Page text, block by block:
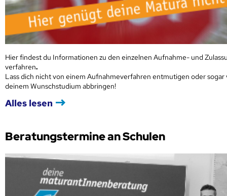
Hier findest du Informationen zu den einzelnen Aufnahme- und
verfahren.
Lass dich nicht von einem Aufnahmeverfahren entmutigen oder sogar
deinem Wunschstudium abbringen!
Alles lesen
Beratungstermine an Schulen